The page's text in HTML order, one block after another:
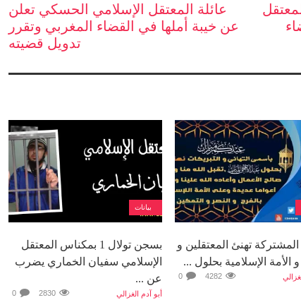
عائلة المعتقل الإسلامي الحسكي تعلن
عن خيبة أملها في القضاء المغربي وتقرر
تدويل قضيته
المشتركة تهنئ المعتقلين و
الأمة الإسلامية بحلول ...
0
بيانات
بسجن تولال 1 بمكناس المعتقل
الإسلامي سفيان الخماري يضرب
عن ...
أبو آدم الغزالي 0